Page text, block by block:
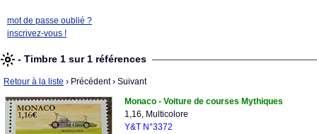
mot de passe oublié ?
inscrivez-vous !
- Timbre 1 sur 1 références
Retour à la liste › Précédent› Suivant
Monaco - Voiture de courses Mythiques
1,16, Multicolore
Y&T N°3372